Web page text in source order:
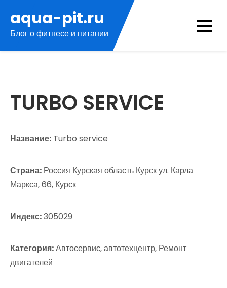
содержимому
aqua-pit.ru
Блог о фитнесе и питании
TURBO SERVICE
Название: Turbo service
Страна: Россия Курская область Курск ул. Карла
Маркса, 66, Курск
Индекс:305029
Категория:Автосервис, автотехцентр, Ремонт
двигателей